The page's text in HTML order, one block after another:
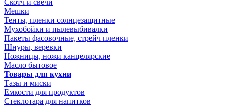
Скотч и свечи
Мешки
Тенты, пленки солнцезащитные
Мухобойки и пылевыбивалки
Пакеты фасовочные, стрейч пленки
Шнуры, веревки
Ножницы, ножи канцелярские
Масло бытовое
Товары для кухни
Тазы и миски
Емкости для продуктов
Стеклотара для напитков